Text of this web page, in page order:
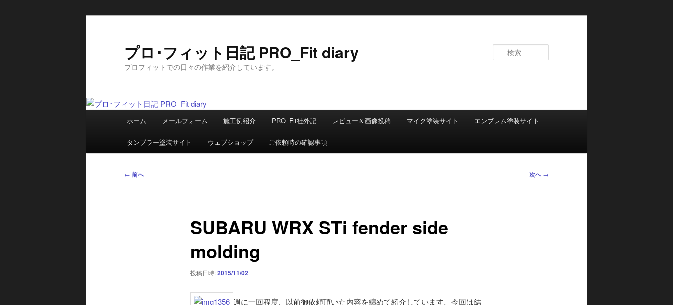
プロ･フィット日記 PRO_Fit diary
プロフィットでの日々の作業を紹介しています。
メ
ホーム メールフォーム 施工例紹介 PRO_Fit社外記 レビュー＆画像投稿 マイク塗装サイト エンブレム塗装サイト
タンブラー塗装サイト ウェブショップ ご依頼時の確認事項
投
← 前へ 次へ→
SUBARU WRX STi fender side
molding
投稿日時:2015/11/02
週に一回程度、以前御依頼頂いた内容を纏めて紹介しています。今回は結